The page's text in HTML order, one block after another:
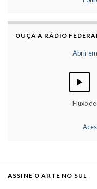
OUÇA A RÁDIO
Abrir
Fluxo
ASSINE O ARTE NO SUL